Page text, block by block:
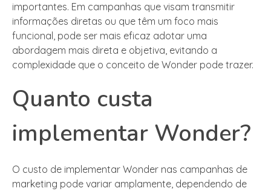
importantes. Em campanhas que visam transmitir
informações diretas ou que têm um foco mais
funcional, pode ser mais eficaz adotar uma
abordagem mais direta e objetiva, evitando a
complexidade que o conceito de Wonder pode trazer.
Quanto custa
implementar Wonder?
O custo de implementar Wonder nas campanhas de
marketing pode variar amplamente, dependendo de